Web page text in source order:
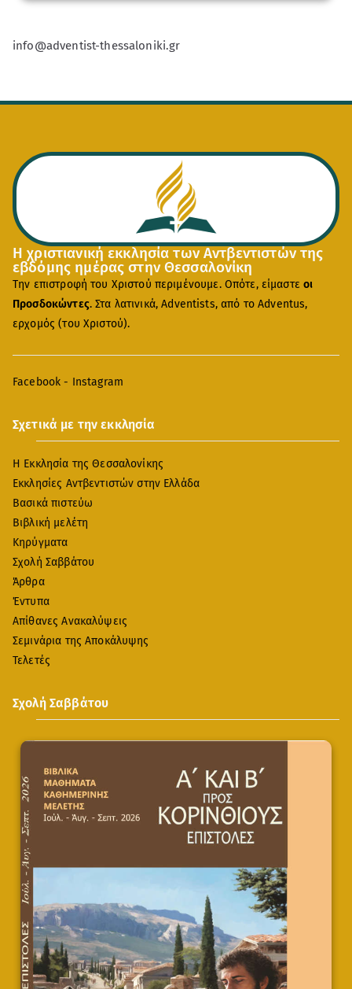
info@adventist-thessaloniki.gr
Η χριστιανική εκκλησία των Αντβεντιστών της
εβδόμης ημέρας στην Θεσσαλονίκη
Την επιστροφή του Χριστού περιμένουμε. Οπότε, είμαστεοι
Προσδοκώντες. Στα λατινικά, Adventists, από το Adventus,
ερχομός (του Χριστού).
Facebook - Instagram
Σχετικά με την εκκλησία
Η Εκκλησία της Θεσσαλονίκης
Εκκλησίες Αντβεντιστών στην Ελλάδα
Βασικά πιστεύω
Βιβλική μελέτη
Κηρύγματα
Σχολή Σαββάτου
Άρθρα
Έντυπα
Απίθανες Ανακαλύψεις
Σεμινάρια της Αποκάλυψης
Τελετές
Σχολή Σαββάτου